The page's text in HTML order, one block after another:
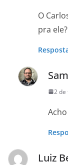
O
pra ele?
2 de
Luiz